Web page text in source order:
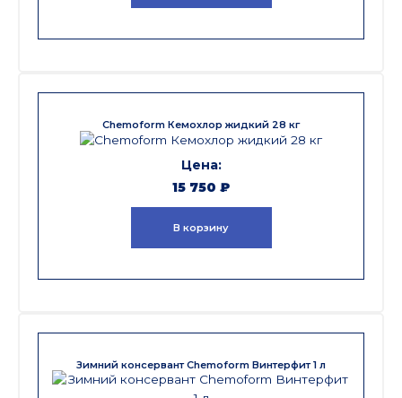
Chemoform Кемохлор жидкий 28 кг
15 750 ₽
В корзину
Зимний консервант Chemoform Винтерфит 1 л